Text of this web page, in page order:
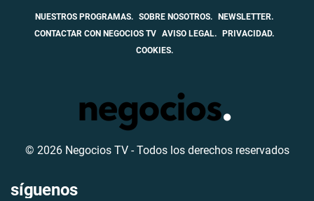
NUESTROS PROGRAMAS. SOBRE NOSOTROS.
NEWSLETTER.
CONTACTAR CON NEGOCIOS TV AVISO LEGAL.
PRIVACIDAD.
COOKIES.
© 2026 Negocios TV - Todos los derechos reservados
síguenos